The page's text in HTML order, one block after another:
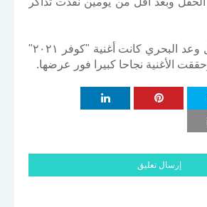
يذكر أن آخر أعمال وعد البحري كانت أغنية "كوفر ٢٠٢١"
الأغنية نجاحا كبيرا فور عرضها.
إرسال تعليق